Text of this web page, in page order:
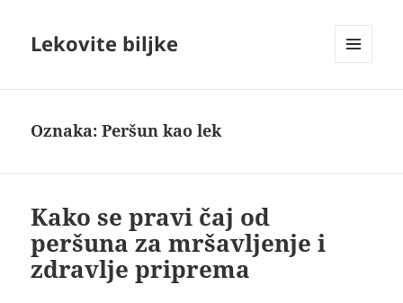
Lekovite biljke
Oznaka:Peršun kao lek
Kako se pravi čaj od
peršuna za mršavljenje i
zdravlje priprema